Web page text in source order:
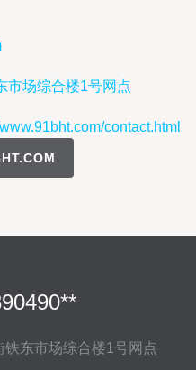
市场综合楼1号网点
contact.html
东市场综合楼1号网点